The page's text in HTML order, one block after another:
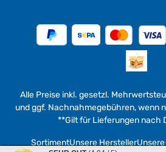
Alle Preise inkl. gesetzl.
und ggf. Nachnahmegebühren, wenn
**Gilt für Lieferungen nach
SortimentUnsere Hersteller